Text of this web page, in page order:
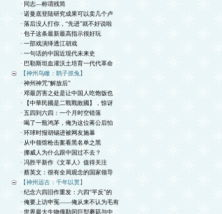
· 同志—称谓残简
· 诺曼底登陆研究成果可以卖几个卢
· 落后没人打你，“先进”就不好说啦
· 包子这条最新最高指示很好玩
· 一部戏演绎透江胡戏
· 一句话的中国近现代未来史
· 巴勒斯坦血灌沃土培育一代代革命
【神州鸟瞰：鹞子抓兔】
· 神州神咒“解放后”
· 邓最厉害之处是让中国人吃饱饭也
· 【中華民國是二戰戰敗國】，惊讶
· 五四到六四：一个月时空错落
· 喝了一瓶鸿茅，俺为这位蒋公后怕
· 环球时报胡锡进被网友施暴
· 从中领馆枪击案看黑名单之黑
· 挪威人为什么跟中国过不去？
· 冯胜平新作《文革人》值得关注
· 蔡英文：很有全局观念的国家领导
【神州远古：千年以贯】
· 纪念六四旧作重发：六四“平反”的
· 俺要上访申冤——俺从来不认为毛有
· 世界最大生物俄勒冈巨型蘑菇与中